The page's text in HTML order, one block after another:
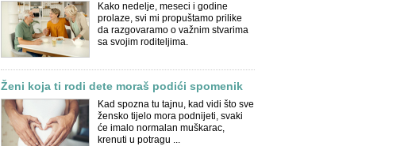
Kako nedelje, meseci i godine
prolaze, svi mi propuštamo prilike
da razgovaramo o važnim stvarima
sa svojim roditeljima.
Ženi koja ti rodi dete moraš podići spomenik
Kad spozna tu tajnu, kad vidi što sve
žensko tijelo mora podnijeti, svaki
će imalo normalan muškarac,
krenuti u potragu ...